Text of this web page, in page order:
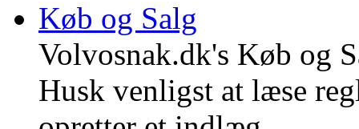
Køb og Salg
Volvosnak.dk's Køb og
Husk venligst at læse